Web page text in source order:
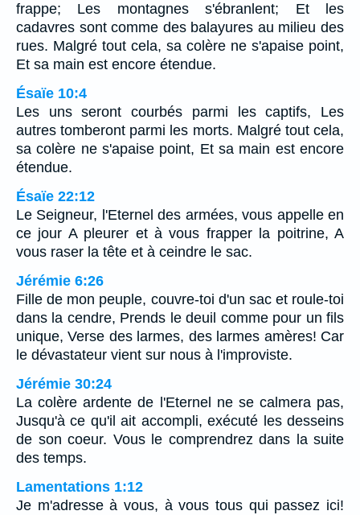
frappe; Les montagnes s'ébranlent; Et les
cadavres sont comme des balayures au milieu des
rues. Malgré tout cela, sa colère ne s'apaise point,
Et sa main est encore étendue.
Ésaïe 10:4
Les uns seront courbés parmi les captifs, Les
autres tomberont parmi les morts. Malgré tout cela,
sa colère ne s'apaise point, Et sa main est encore
étendue.
Ésaïe 22:12
Le Seigneur, l'Eternel des armées, vous appelle en
ce jour A pleurer et à vous frapper la poitrine, A
vous raser la tête et à ceindre le sac.
Jérémie 6:26
Fille de mon peuple, couvre-toi d'un sac et roule-toi
dans la cendre, Prends le deuil comme pour un fils
unique, Verse des larmes, des larmes amères! Car
le dévastateur vient sur nous à l'improviste.
Jérémie 30:24
La colère ardente de l'Eternel ne se calmera pas,
Jusqu'à ce qu'il ait accompli, exécuté les desseins
de son coeur. Vous le comprendrez dans la suite
des temps.
Lamentations 1:12
Je m'adresse à vous, à vous tous qui passez ici!